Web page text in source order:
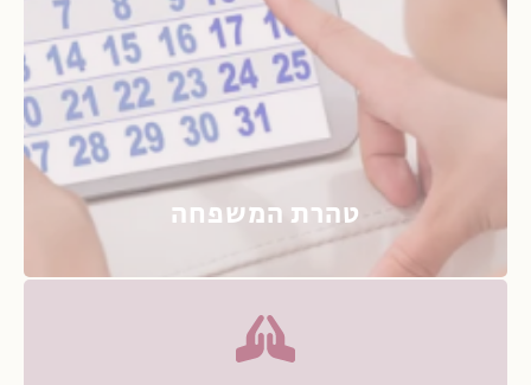
טהרת המשפחה